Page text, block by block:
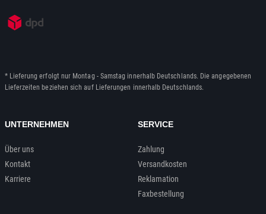
* Lieferung erfolgt nur Montag - Samstag innerhalb Deutschlands. Die angegebenen
Lieferzeiten beziehen sich auf Lieferungen innerhalb Deutschlands.
UNTERNEHMEN
Über uns
Kontakt
Karriere
SERVICE
Zahlung
Versandkosten
Reklamation
Faxbestellung